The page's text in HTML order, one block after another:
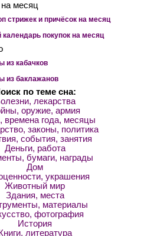
месяц
стрижек и причёсок на месяц
покупок на месяц
из кабачков
из баклажанов
по теме сна:
лекарства
оружие, армия
времена года, месяцы
законы, политика
события, занятия
Деньги, работа
бумаги, награды
Дом
украшения
Животный мир
Здания, места
материалы
фотография
История
Книги, литература